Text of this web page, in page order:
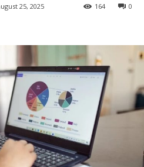
25, 2025 0
164